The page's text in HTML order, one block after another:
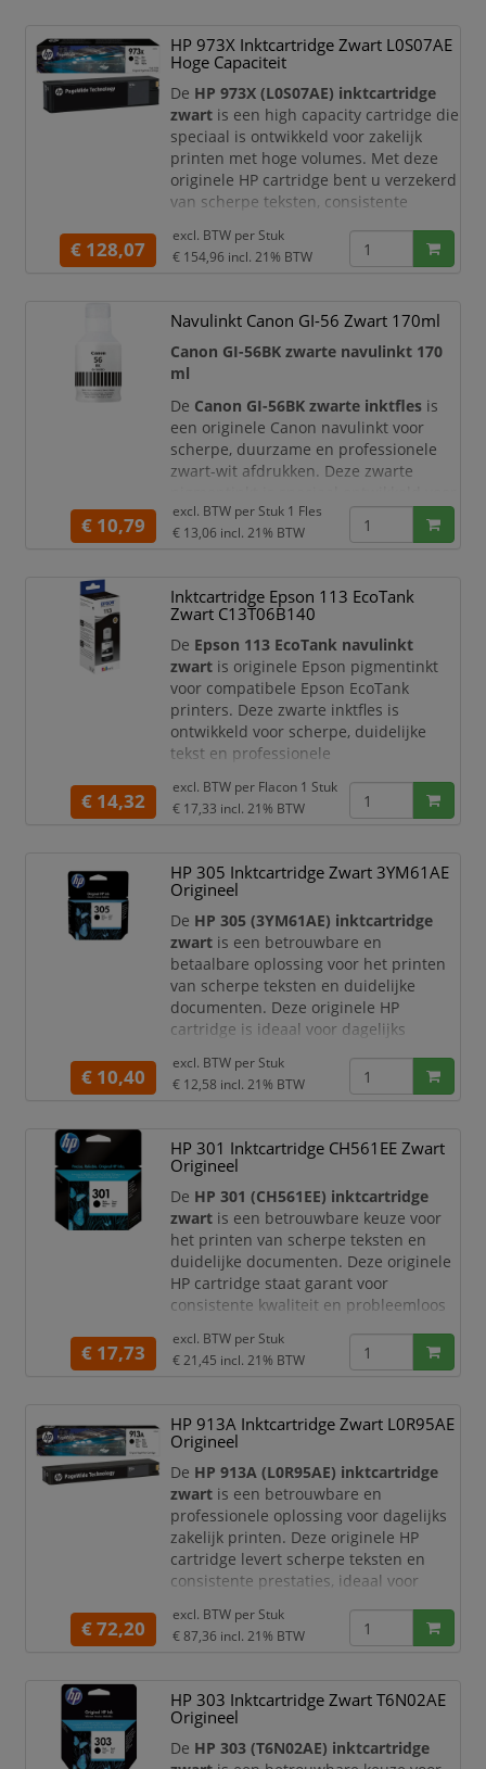
zorgt voor haarscherpe tekst en nette
afdrukken. Dankzij de betrouwbare
prestaties en eenvoudige installatie
kun
HP 973X Inktcartridge Zwart L0S07AE
Hoge Capaciteit
De HP 973X (L0S07AE) inktcartridge
zwart is een high capacity cartridge die
speciaal is ontwikkeld voor zakelijk
printen met hoge volumes. Met deze
originele HP cartridge bent u verzekerd
van scherpe teksten, consistente
pagina.
professionele afdrukken met diepe
zwarttinten en uitstekende
duurzaamheid. Dankzij de extra hoge
capaciteit (XL) prin
€ 128,07
excl. BTW per Stuk
€ 154,96 incl. 21% BTW
Navulinkt Canon GI-56 Zwart 170ml
Canon GI-56BK zwarte navulinkt 170
ml
De Canon GI-56BK zwarte inktfles is
een originele Canon navulinkt voor
scherpe, duurzame en professionele
zwart-wit afdrukken. Deze zwarte
Canon MAXIFY MegaTank printers en is
ideaal voor het printen van zakelijke
waarbij duidelijke tekst en
betrouwbare kwaliteit belangrijk zijn.
Met een inhoud van1
€ 10,79
excl. BTW per Stuk 1 Fles
€ 13,06 incl. 21% BTW
Inktcartridge Epson 113 EcoTank
Zwart C13T06B140
De Epson 113 EcoTank navulinkt
zwart is originele Epson pigmentinkt
voor compatibele Epson EcoTank
printers. Deze zwarte inktfles is
ontwikkeld voor scherpe, duidelijke
tekst en professionele
sneldrogende pigmentinkt uit de Epson
113-serie zijn uw afdrukken bestand
waardoor deze navulinkt ideaal is voor
dagelijks en zakelijk gebruik.
Met de betrouwbare en hoog
€ 14,32
excl. BTW per Flacon 1 Stuk
€ 17,33 incl. 21% BTW
HP 305 Inktcartridge Zwart 3YM61AE
Origineel
De HP 305 (3YM61AE) inktcartridge
zwart is een betrouwbare en
betaalbare oplossing voor het printen
van scherpe teksten en duidelijke
documenten. Deze originele HP
cartridge is ideaal voor dagelijks
bij elke afdruk.
speciaal ontwikkeld voor HP printers en
zorgt voor heldere, goed leesbare
afdrukken. Dankzij de betrouwbare
prestaties en eenvoudige ins
€ 10,40
excl. BTW per Stuk
€ 12,58 incl. 21% BTW
HP 301 Inktcartridge CH561EE Zwart
Origineel
De HP 301 (CH561EE) inktcartridge
zwart is een betrouwbare keuze voor
het printen van scherpe teksten en
duidelijke documenten. Deze originele
HP cartridge staat garant voor
consistente kwaliteit en probleemloos
als kleine kantoren.
speciaal ontwikkeld voor HP printers en
levert haarscherpe tekst en nette
afdrukken. Dankzij de betrouwbare
prestaties
€ 17,73
excl. BTW per Stuk
€ 21,45 incl. 21% BTW
HP 913A Inktcartridge Zwart L0R95AE
Origineel
De HP 913A (L0R95AE) inktcartridge
zwart is een betrouwbare en
professionele oplossing voor dagelijks
zakelijk printen. Deze originele HP
cartridge levert scherpe teksten en
consistente prestaties, ideaal voor
betrouwbaarheid essentieel zijn.
speciaal ontwikkeld voor HP OfficeJet
Pro printers en zorgt voor duidelijke,
goed leesbare afdrukken. Dankzij de
€ 72,20
excl. BTW per Stuk
€ 87,36 incl. 21% BTW
HP 303 Inktcartridge Zwart T6N02AE
Origineel
De HP 303 (T6N02AE) inktcartridge